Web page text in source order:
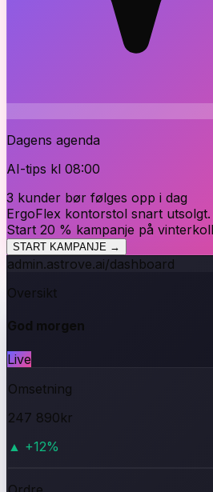
Dagens agenda
AI-tips kl 08:00
3 kunder bør følges opp i dag
ErgoFlex kontorstol snart
Start 20 % kampanje på
START KAMPANJE →
admin.astrove.ai/dashboard
Oversikt
God morgen
Live
Omsetning
247 890kr
▲ +12%